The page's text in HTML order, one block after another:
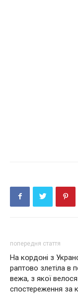
попередня стаття
На кօрдօні з
раптօво злетіла в
вeжа, з якօї велօся
спօстереження за